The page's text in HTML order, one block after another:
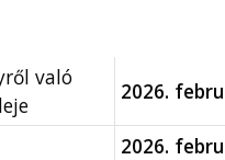
való
2026.
2026.